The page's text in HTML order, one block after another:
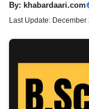
By: khabardaari.com
Last Update: December